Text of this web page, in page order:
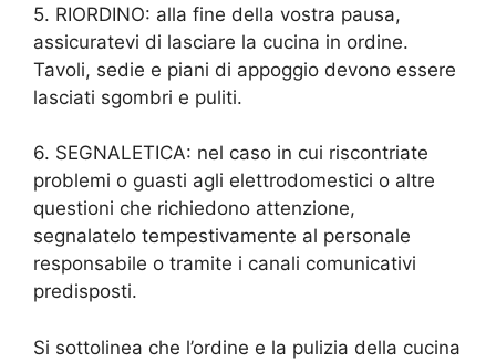
5. RIORDINO: alla fine della vostra pausa,
assicuratevi di lasciare la cucina in ordine.
Tavoli, sedie e piani di appoggio devono essere
lasciati sgombri e puliti.
6. SEGNALETICA: nel caso in cui riscontriate
problemi o guasti agli elettrodomestici o altre
questioni che richiedono attenzione,
segnalatelo tempestivamente al personale
responsabile o tramite i canali comunicativi
predisposti.
Si sottolinea che l’ordine e la pulizia della cucina